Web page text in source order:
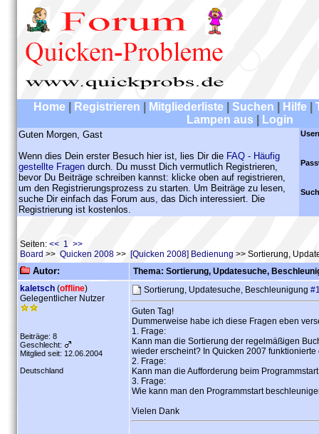
Home Registrieren Mitgliederliste Suchen Hilfe
Lampen aus
Login
Guten Morgen, Gast
Wenn dies Dein erster Besuch hier ist, lies Dir die FAQ - Häufig
gestellte Fragen durch. Du musst Dich vermutlich Registrieren,
bevor Du Beiträge schreiben kannst: klicke oben auf registrieren,
um den Registrierungsprozess zu starten. Um Beiträge zu lesen,
suche Dir einfach das Forum aus, das Dich interessiert. Die
Registrierung ist kostenlos.
Seiten: << 1 >>
Board >> Quicken 2008 >> [Quicken 2008] Bedienung >> Sortierung,
Autor:
Thema: Sortierung, Updatesuche,
kaletsch (offline)
Gelegentlicher Nutzer
Beiträge: 8
Geschlecht:
Mitglied seit: 12.06.2004
Deutschland
Sortierung, Updatesuche, Beschleunigung
Guten Tag!
Dummerweise habe ich diese Fragen eben
1. Frage:
Kann man die Sortierung der regelmäßigen
wieder erscheint? In Quicken 2007 funktionierte
2. Frage:
Kann man die Aufforderung beim
3. Frage:
Wie kann man den Programmstart
Vielen Dank